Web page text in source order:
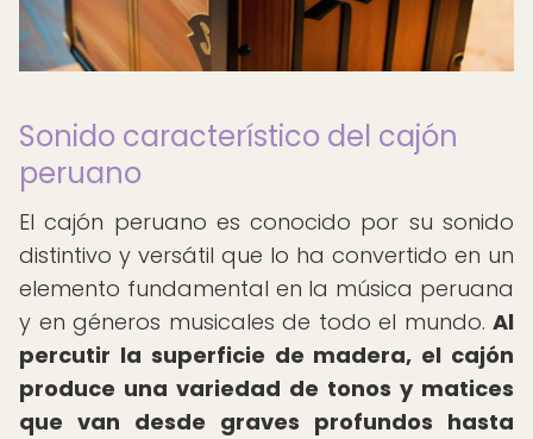
Sonido característico del cajón
peruano
El cajón peruano es conocido por su sonido
distintivo y versátil que lo ha convertido en un
elemento fundamental en la música peruana
y en géneros musicales de todo el mundo. Al
percutir la superficie de madera, el cajón
produce una variedad de tonos y matices
que van desde graves profundos hasta